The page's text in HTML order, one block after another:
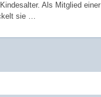
Als Mitglied einer
sie …